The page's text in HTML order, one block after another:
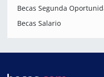
Becas Segunda
Becas Salario